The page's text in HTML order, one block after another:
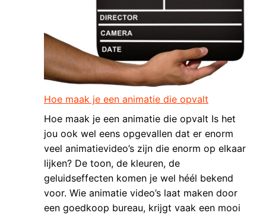
Hoe maak je een animatie die opvalt
Hoe maak je een animatie die opvalt Is het
jou ook wel eens opgevallen dat er enorm
veel animatievideo’s zijn die enorm op elkaar
lijken? De toon, de kleuren, de
geluidseffecten komen je wel héél bekend
voor. Wie animatie video’s laat maken door
een goedkoop bureau, krijgt vaak een mooi